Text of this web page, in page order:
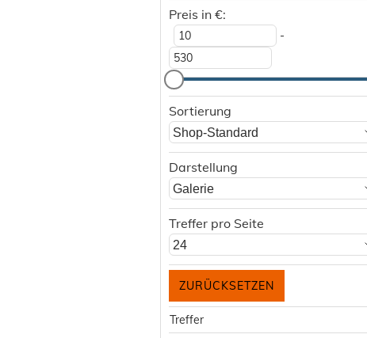
Preis in €:
-
Sortierung
Shop-Standard
Darstellung
Galerie
Treffer pro Seite
24
Treffer